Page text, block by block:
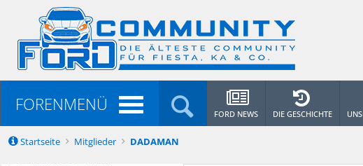
Startseite Mitglieder DADAMAN
FORENMENÜ FORD NEWS DIE GESCHICHTE